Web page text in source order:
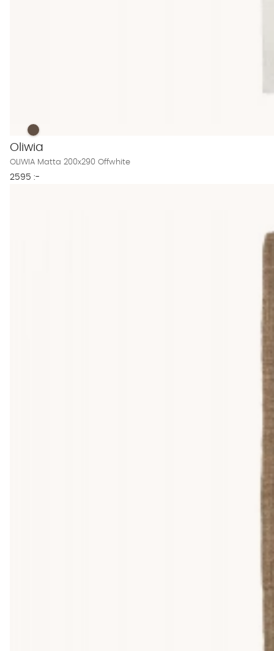
OLIWIA Matta 200x290 Offwhite Finns även i dessa färger:
OLIWIA Matta 200x290 Offwhite
Oliwia
OLIWIA Matta 200x290 Offwhite
2595 :-